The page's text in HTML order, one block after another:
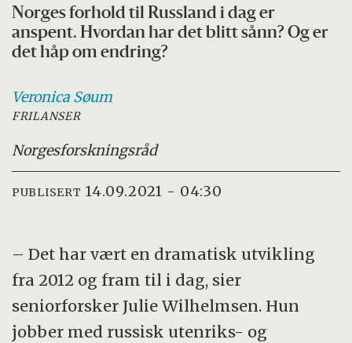
Norges forhold til Russland i dag er
anspent. Hvordan har det blitt sånn? Og er
det håp om endring?
Veronica Søum
FRILANSER
Norgesforskningsråd
PUBLISERT 14.09.2021 - 04:30
– Det har vært en dramatisk utvikling
fra 2012 og fram til i dag, sier
seniorforsker Julie Wilhelmsen. Hun
jobber med russisk utenriks- og